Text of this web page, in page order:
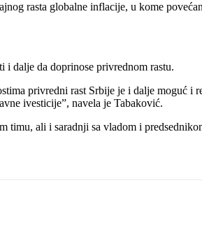
rasta globalne inflacije, u kome
i dalje da doprinose privrednom rastu.
privredni rast Srbije je i dalje moguć i
ivesticije”, navela je Tabaković.
timu, ali i saradnji sa vladom i